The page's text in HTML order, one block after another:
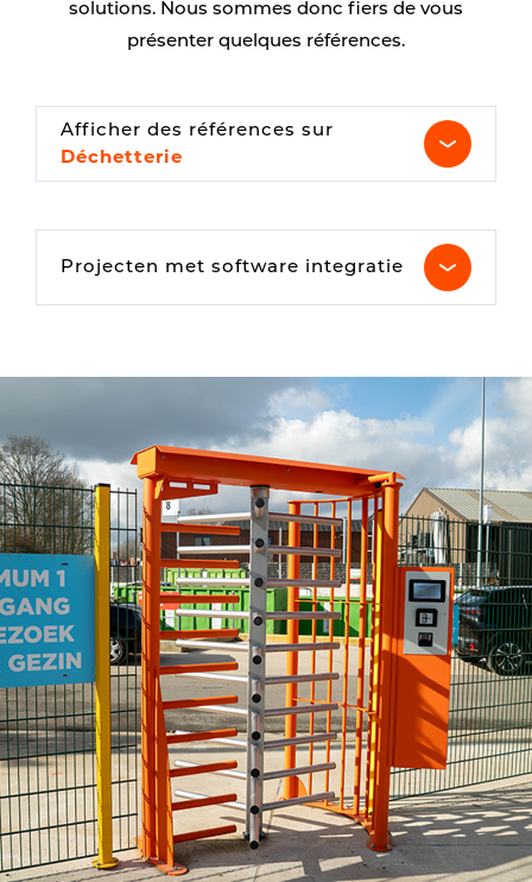
solutions. Nous sommes donc fiers de vous
présenter quelques références.
Afficher des références sur
Déchetterie
Projecten met software integratie